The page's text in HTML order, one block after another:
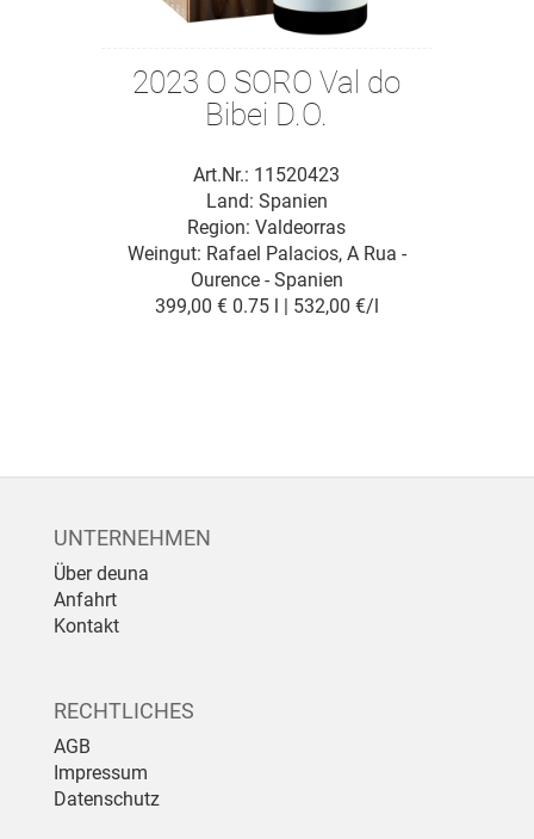
2023 O SORO Val do
Bibei D.O.
Art.Nr.: 11520423
Region: Valdeorras
Weingut: Rafael Palacios, A Rua -
Ourence - Spanien
Land: Spanien
399,00 € 0.75 l | 532,00 €/l
UNTERNEHMEN
Über deuna
Anfahrt
Kontakt
RECHTLICHES
AGB
Impressum
Datenschutz